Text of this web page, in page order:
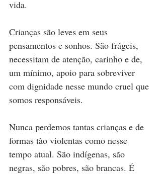
vida.
Crianças são leves em seus
pensamentos e sonhos. São frágeis,
necessitam de atenção, carinho e de,
um mínimo, apoio para sobreviver
com dignidade nesse mundo cruel que
somos responsáveis.
Nunca perdemos tantas crianças e de
formas tão violentas como nesse
tempo atual. São indígenas, são
negras, são pobres, são brancas. É